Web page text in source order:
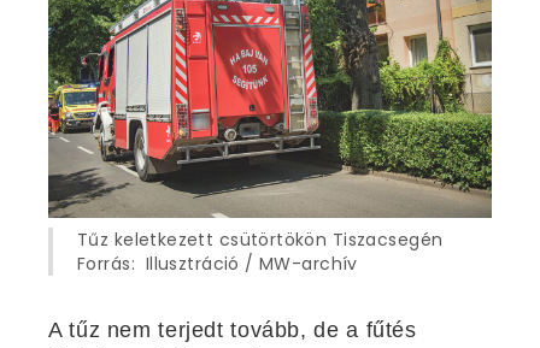
Tűz keletkezett csütörtökön Tiszacsegén
Forrás: Illusztráció / MW-archív
A tűz nem terjedt tovább, de a fűtés